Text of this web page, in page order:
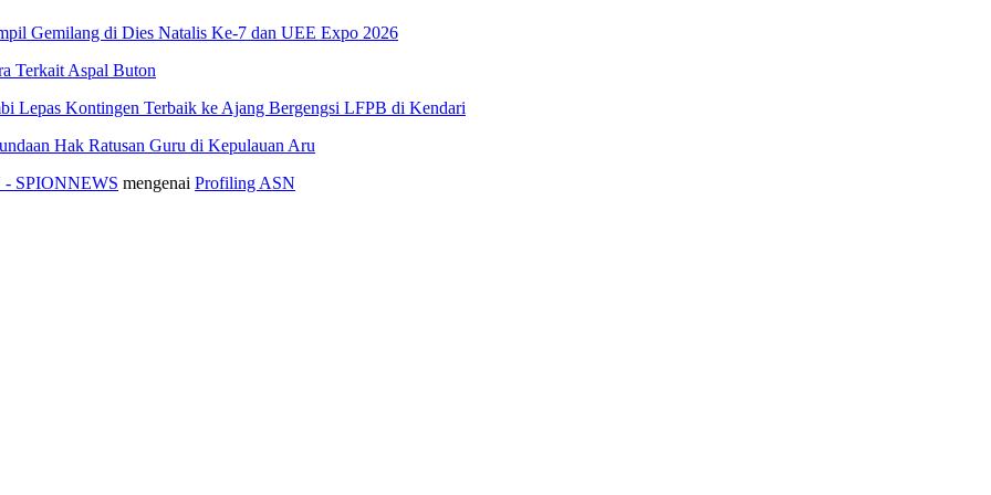
Gemilang di Dies Natalis Ke-7 dan UEE Expo 2026
Terkait Aspal Buton
Lepas Kontingen Terbaik ke Ajang Bergengsi LFPB di Kendari
Hak Ratusan Guru di Kepulauan Aru
- SPIONNEWS mengenai Profiling ASN